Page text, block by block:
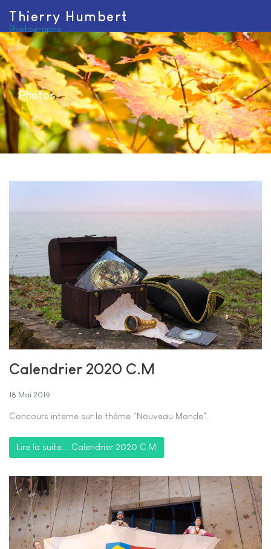
Thierry Humbert
Photographe
Photos
Calendrier 2020 C.M
18 Mai 2019
Concours interne sur le thème "Nouveau Monde".
Lire la suite... Calendrier 2020 C.M